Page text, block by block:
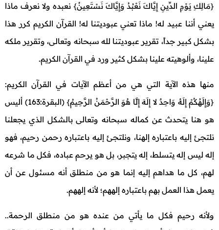
{مَالِكِ يَوْمِ الدِّينِ إِيَّاكَ نَعْبُدُ وَإِيَّاكَ نَسْتَعِينُ} نعبده ولا نعرف ماذا
يعني أننا عبيد له! ماذا تعني عبوديتنا له! القرآن الكريم كرر هذا
بشكل كبير جداً، تقرير عبوديتنا لله سبحانه وتعالى، وتقرير ملكه
علينا، وألوهيته علينا بشكل كثير ورد في القرآن الكريم.
منها هذه الآية التي هي من أعظم الآيات في القرآن الكريم:
{وَإِلَهُكُمْ إِلَهٌ وَاحِدٌ لا إِلَهَ إِلَّا هُوَ الرَّحْمَنُ الرَّحِيمُ} (البقرة:163) أليس
هو هنا يتحدث عن كماله سبحانه وتعالى بالشكل الذي يجعلنا
نلتجئ إليه باعتباره إلهنا، ونلتجئ إليه باعتباره رحمن رحيم، فهو
إله ليس إله يتسلط، إله يتجبر، بل هو يرحم عباده، فكل ما شرعه
لهم، كل ما هداهم إليه إنما هو من منطلق أنه مسئول عن أن
يعمل هذا العمل بهم باعتباره إلههم؛ لأنه إلههم.
ولأنه رحيم فكل ما يأتي من عنده هو من منطلق الرحمة..